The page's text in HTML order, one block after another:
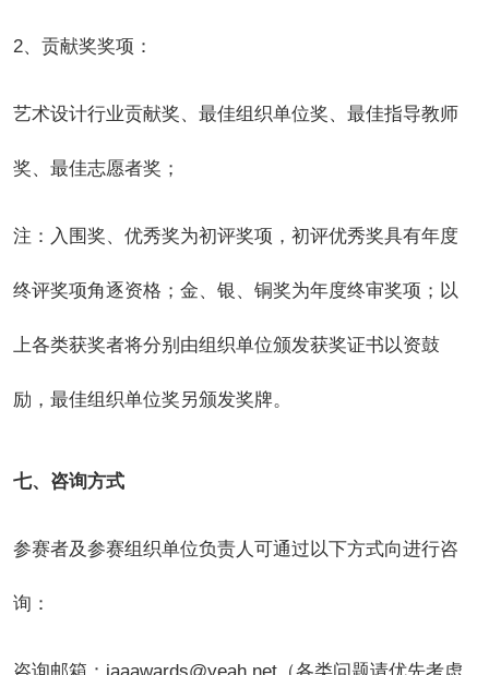
2、贡献奖奖项：
艺术设计行业贡献奖、最佳组织单位奖、最佳指导教师
奖、最佳志愿者奖；
注：入围奖、优秀奖为初评奖项，初评优秀奖具有年度
终评奖项角逐资格；金、银、铜奖为年度终审奖项；以
上各类获奖者将分别由组织单位颁发获奖证书以资鼓
励，最佳组织单位奖另颁发奖牌。
七、咨询方式
参赛者及参赛组织单位负责人可通过以下方式向进行咨
询：